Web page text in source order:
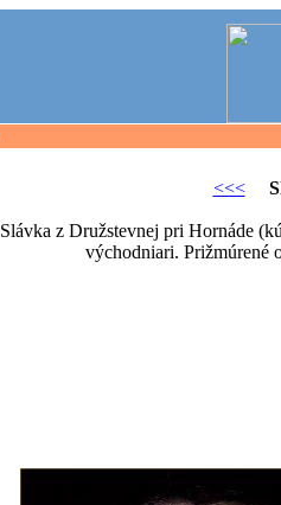
<<<
Slávka z Družstevnej pri Hornáde
východniari. Prižmúrené